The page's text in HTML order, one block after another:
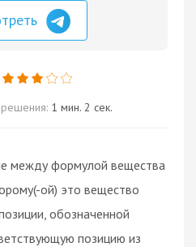
1 мин. 2 сек.
между формулой вещества
ой) это вещество
обозначенной
позицию из